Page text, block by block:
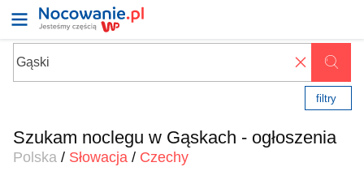
✖
filtry
Szukam noclegu w Gąskach - ogłoszenia
Polska / Słowacja / Czechy